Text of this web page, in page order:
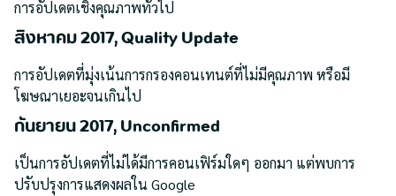
การอัปเดตเชิงคุณภาพทั่วไป
สิงหาคม 2017, Quality Update
การอัปเดตที่มุ่งเน้นการกรองคอนเทนต์ที่ไม่มีคุณภาพ หรือมี
โฆษณาเยอะจนเกินไป
กันยายน 2017, Unconfirmed
เป็นการอัปเดตที่ไม่ได้มีการคอนเฟิร์มใดๆ ออกมา แต่พบการ
ปรับปรุงการแสดงผลใน Google